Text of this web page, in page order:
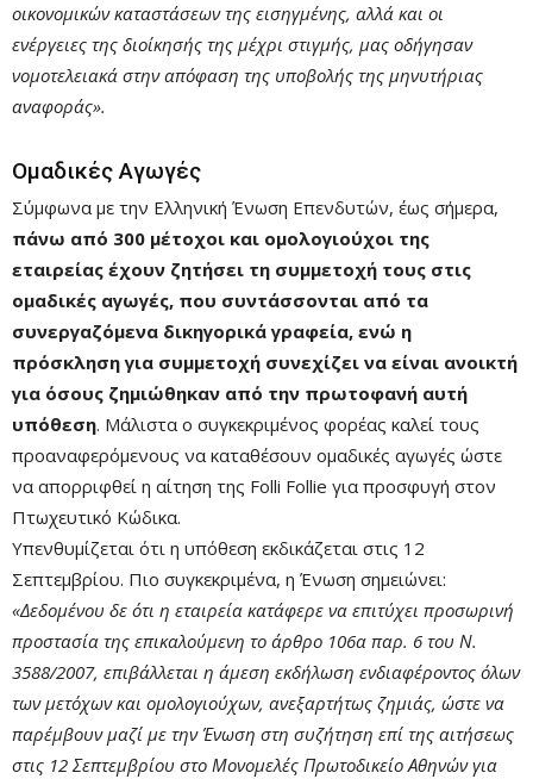
οικονομικών καταστάσεων της εισηγμένης, αλλά και οι
ενέργειες της διοίκησής της μέχρι στιγμής, μας οδήγησαν
νομοτελειακά στην απόφαση της υποβολής της μηνυτήριας
αναφοράς».
Ομαδικές Αγωγές
Σύμφωνα με την Ελληνική Ένωση Επενδυτών, έως σήμερα,
πάνω από 300 μέτοχοι και ομολογιούχοι της
εταιρείας έχουν ζητήσει τη συμμετοχή τους στις
ομαδικές αγωγές, που συντάσσονται από τα
συνεργαζόμενα δικηγορικά γραφεία, ενώ η
πρόσκληση για συμμετοχή συνεχίζει να είναι ανοικτή
για όσους ζημιώθηκαν από την πρωτοφανή αυτή
υπόθεση. Μάλιστα ο συγκεκριμένος φορέας καλεί τους
προαναφερόμενους να καταθέσουν ομαδικές αγωγές ώστε
να απορριφθεί η αίτηση της Folli Follie για προσφυγή στον
Πτωχευτικό Κώδικα.
Υπενθυμίζεται ότι η υπόθεση εκδικάζεται στις 12
Σεπτεμβρίου. Πιο συγκεκριμένα, η Ένωση σημειώνει:
«Δεδομένου δε ότι η εταιρεία κατάφερε να επιτύχει προσωρινή
προστασία της επικαλούμενη το άρθρο 106α παρ. 6 του Ν.
3588/2007, επιβάλλεται η άμεση εκδήλωση ενδιαφέροντος όλων
των μετόχων και ομολογιούχων, ανεξαρτήτως ζημιάς, ώστε να
παρέμβουν μαζί με την Ένωση στη συζήτηση επί της αιτήσεως
στις 12 Σεπτεμβρίου στο Μονομελές Πρωτοδικείο Αθηνών για